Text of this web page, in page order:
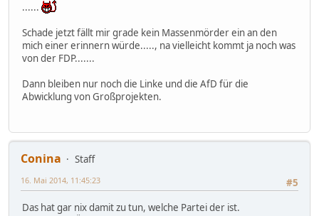
......
Schade jetzt fällt mir grade kein Massenmörder ein an den
mich einer erinnern würde....., na vielleicht kommt ja noch was
von der FDP.......
Dann bleiben nur noch die Linke und die AfD für die
Abwicklung von Großprojekten.
Conina
Staff
#5
16. Mai 2014, 11:45:23
Das hat gar nix damit zu tun, welche Partei der ist.